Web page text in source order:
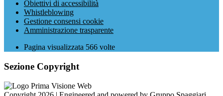
Obiettivi di accessibilità
Whistleblowing
Gestione consensi cookie
Amministrazione trasparente
Pagina visualizzata 566 volte
Sezione Copyright